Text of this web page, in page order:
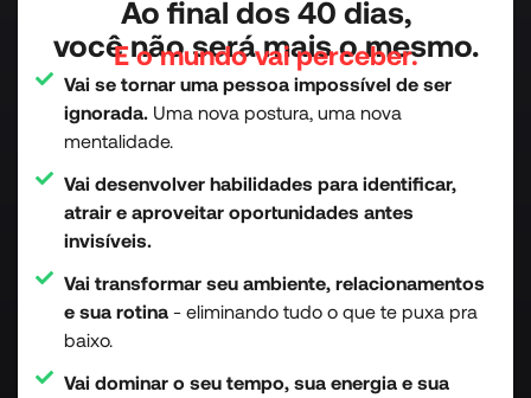
Ao final dos 40 dias,
você não será mais o mesmo.
E o mundo vai perceber.
Vai se tornar uma pessoa impossível de ser
ignorada. Uma nova postura, uma nova
mentalidade.
Vai desenvolver habilidades para identificar,
atrair e aproveitar oportunidades antes
invisíveis.
Vai transformar seu ambiente, relacionamentos
e sua rotina- eliminando tudo o que te puxa pra
baixo.
Vai dominar o seu tempo, sua energia e sua